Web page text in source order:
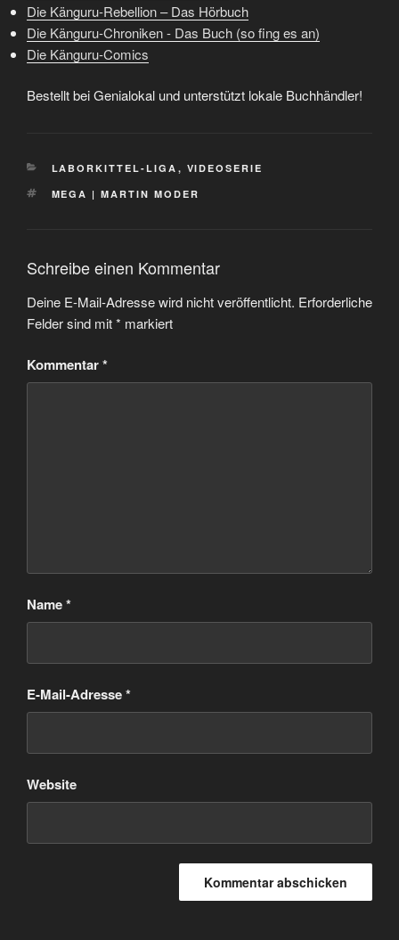
Die Känguru-Rebellion – Das Hörbuch
Die Känguru-Chroniken - Das Buch (so fing es an)
Die Känguru-Comics
Bestellt bei Genialokal und unterstützt lokale Buchhändler!
KATEGORIEN
LABORKITTEL-LIGA , VIDEOSERIE
SCHLAGWÖRTER
MEGA | MARTIN MODER
Schreibe einen Kommentar
Deine E-Mail-Adresse wird nicht veröffentlicht. Erforderliche
Felder sind mit* markiert
Kommentar*
Name*
E-Mail-Adresse*
Website